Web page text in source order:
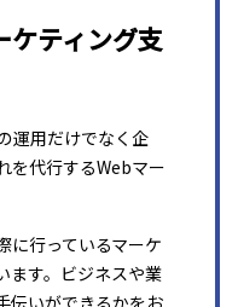
ケティング支
運用だけでなく企
を代行するWebマー
に行っているマーケ
ます。ビジネスや業
伝いができるかをお